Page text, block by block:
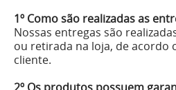
1º Como são realizadas as
Nossas entregas são
ou retirada na loja, de acordo
cliente.